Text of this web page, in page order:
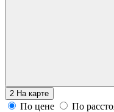
2 На карте
По цене
По